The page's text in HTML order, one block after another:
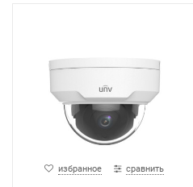
избранное сравнить